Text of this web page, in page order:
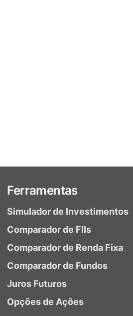
Ferramentas
Simulador de Investimentos
Comparador de FIIs
Comparador de Renda Fixa
Comparador de Fundos
Juros Futuros
Opções de Ações